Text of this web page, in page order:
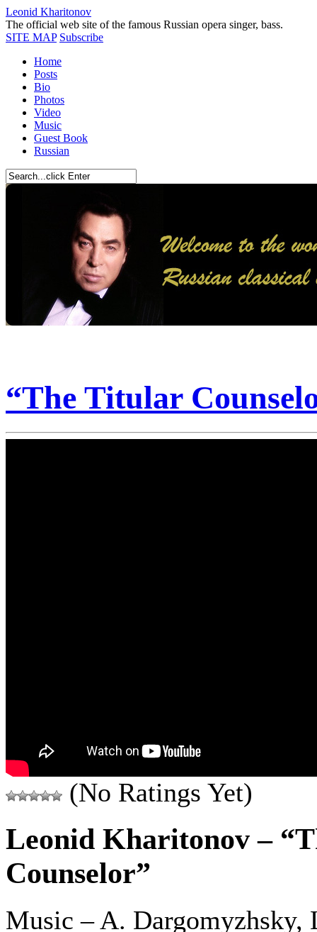
Leonid Kharitonov
The official web site of the famous Russian opera singer, bass.
SITE MAP Subscribe
Home
Posts
Bio
Photos
Video
Music
Guest Book
Russian
“The Titular
(No Ratings Yet)
Leonid Kharitonov –
Counselor”
Music – A. Dargomyzhsky,